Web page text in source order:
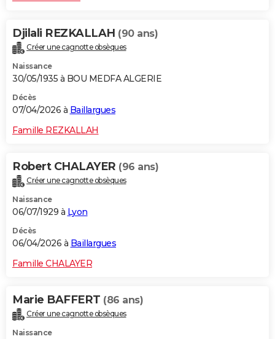
Djilali REZKALLAH (90 ans)
Créer une cagnotte obsèques
Naissance
30/05/1935 à BOU MEDFA ALGERIE
Décès
07/04/2026 à Baillargues
Famille REZKALLAH
Robert CHALAYER (96 ans)
Créer une cagnotte obsèques
Naissance
06/07/1929 à Lyon
Décès
06/04/2026 à Baillargues
Famille CHALAYER
Marie BAFFERT (86 ans)
Créer une cagnotte obsèques
Naissance